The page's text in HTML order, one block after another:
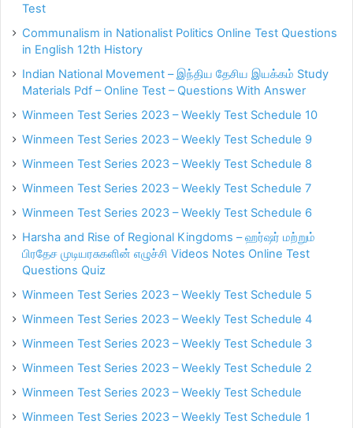
Test
Communalism in Nationalist Politics Online Test Questions
in English 12th History
Indian National Movement – இந்திய தேசிய இயக்கம் Study
Materials Pdf – Online Test – Questions With Answer
Winmeen Test Series 2023 – Weekly Test Schedule 10
Winmeen Test Series 2023 – Weekly Test Schedule 9
Winmeen Test Series 2023 – Weekly Test Schedule 8
Winmeen Test Series 2023 – Weekly Test Schedule 7
Winmeen Test Series 2023 – Weekly Test Schedule 6
Harsha and Rise of Regional Kingdoms – ஹர்ஷர் மற்றும்
பிரதேச முடியரசுகளின் எழுச்சி Videos Notes Online Test
Questions Quiz
Winmeen Test Series 2023 – Weekly Test Schedule 5
Winmeen Test Series 2023 – Weekly Test Schedule 4
Winmeen Test Series 2023 – Weekly Test Schedule 3
Winmeen Test Series 2023 – Weekly Test Schedule 2
Winmeen Test Series 2023 – Weekly Test Schedule
Winmeen Test Series 2023 – Weekly Test Schedule 1